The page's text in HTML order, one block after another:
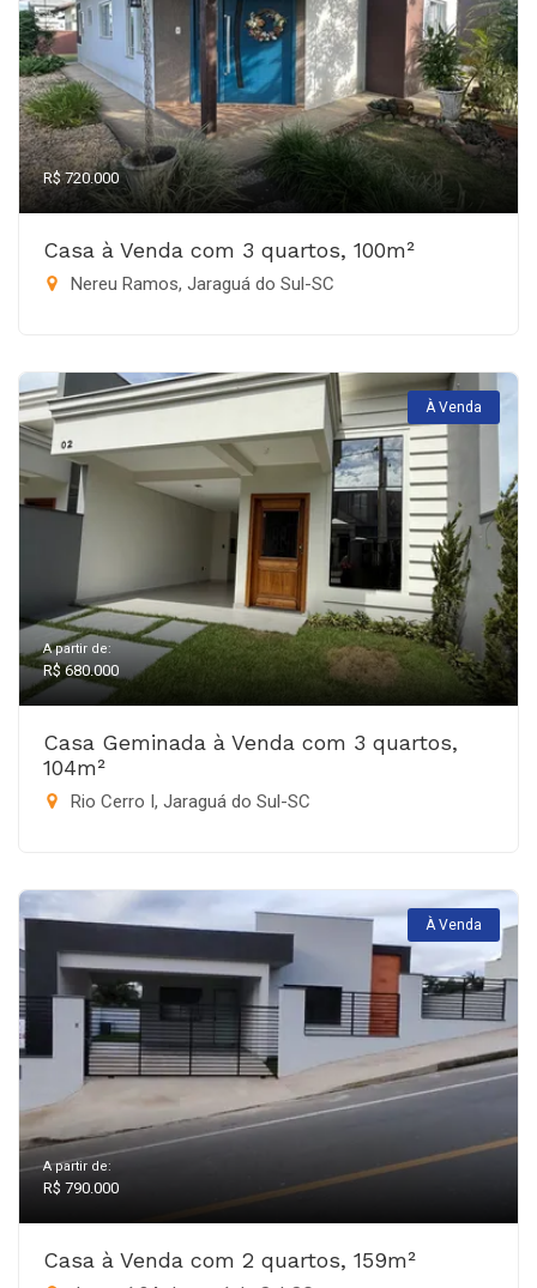
R$ 720.000
Casa à Venda com 3 quartos, 100m²
Nereu Ramos, Jaraguá do Sul-SC
À Venda
A partir de:
R$ 680.000
Casa Geminada à Venda com 3 quartos,
104m²
Rio Cerro I, Jaraguá do Sul-SC
À Venda
A partir de:
R$ 790.000
Casa à Venda com 2 quartos, 159m²